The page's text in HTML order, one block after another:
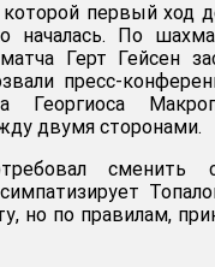
первый ход
началась. По
Герт Гейсен
пресс-
Георгиоса
двумя сторонами.
сменить
но по правилам,